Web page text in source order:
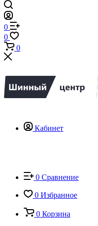
0
0
0
Кабинет
0 Сравнение
0 Избранное
0 Корзина